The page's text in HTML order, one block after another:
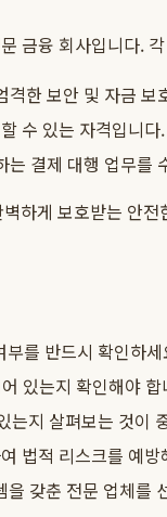
금융 회사입니다.
한 보안 및 자금
수 있는 자격입니다.
결제 대행 업무
하게 보호받는 안
를 반드시 확인하
있는지 확인해야 합
는지 살펴보는 것이
법적 리스크를 예방
갖춘 전문 업체를